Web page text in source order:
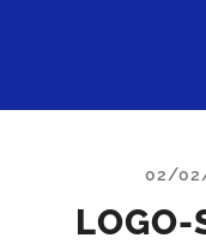
02/
LOGO-